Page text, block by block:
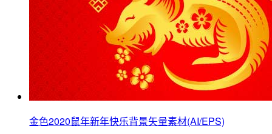
金色2020鼠年新年快乐背景矢量素材(AI/EPS)